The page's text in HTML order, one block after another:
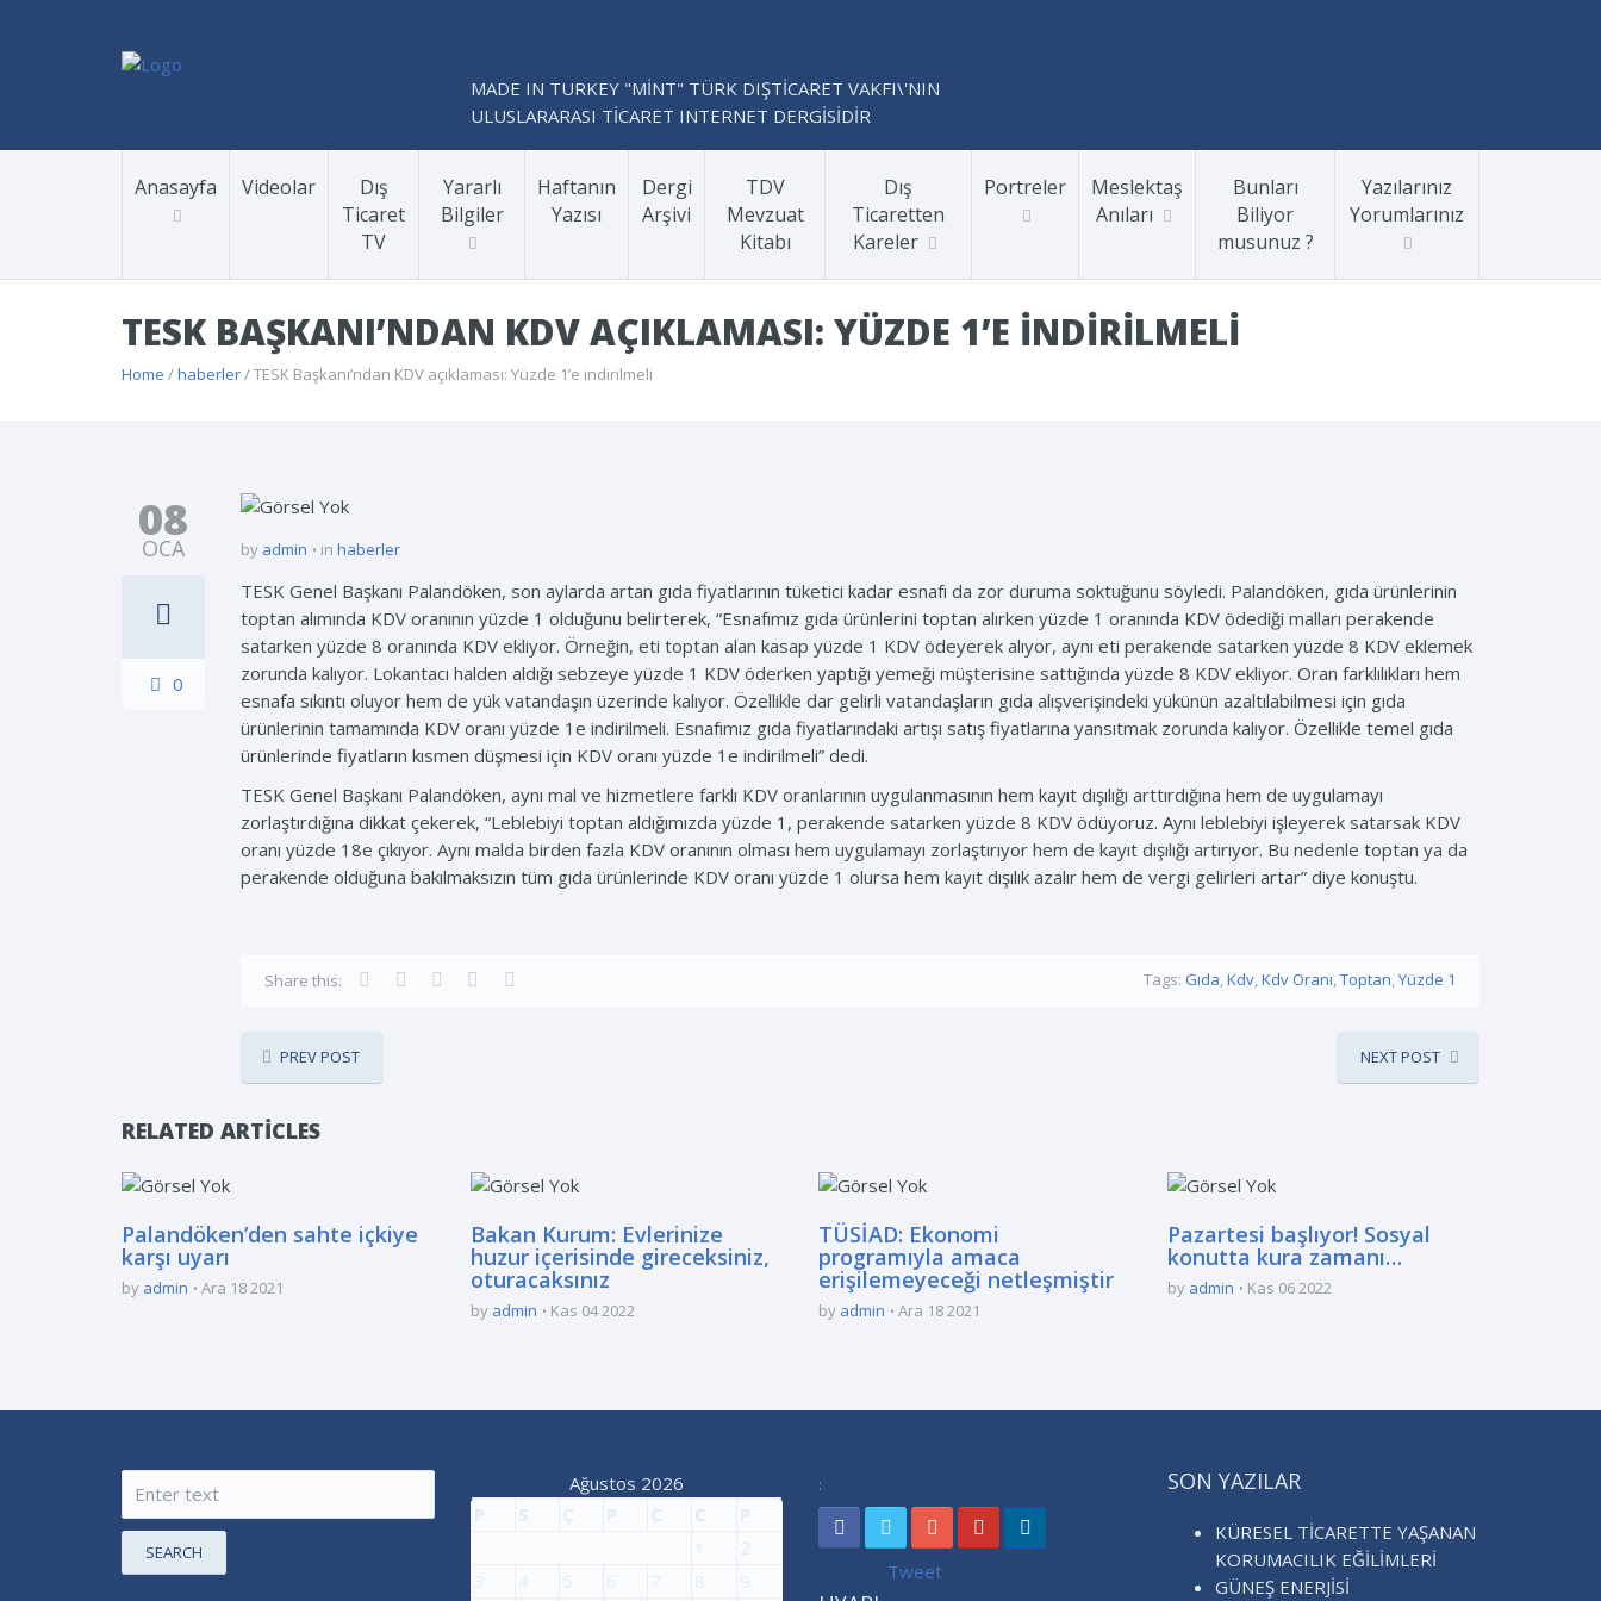
MADE IN TURKEY "MİNT" TÜRK DIŞTİCARET VAKFI\'NIN
ULUSLARARASI TİCARET INTERNET DERGİSİDİR
Anasayfa Videolar
Dış
Ticaret
TV
Yararlı
Bilgiler
Haftanın
Yazısı
Dergi
Arşivi
TDV
Mevzuat
Kitabı
Dış
Ticaretten
Kareler
Portreler
Meslektaş
Anıları
Bunları
Biliyor
musunuz ?
Yazılarınız
Yorumlarınız
TESK BAŞKANI’NDAN KDV AÇIKLAMASI: YÜZDE 1’E INDIRILMELI
Home /haberler/ TESK Başkanı’ndan KDV açıklaması: Yüzde 1’e indirilmeli
08
OCA
0
by admin in haberler
TESK Genel Başkanı Palandöken, son aylarda artan gıda fiyatlarının tüketici kadar esnafı da zor duruma soktuğunu söyledi. Palandöken, gıda ürünlerinin
toptan alımında KDV oranının yüzde 1 olduğunu belirterek, “Esnafımız gıda ürünlerini toptan alırken yüzde 1 oranında KDV ödediği malları perakende
satarken yüzde 8 oranında KDV ekliyor. Örneğin, eti toptan alan kasap yüzde 1 KDV ödeyerek alıyor, aynı eti perakende satarken yüzde 8 KDV eklemek
zorunda kalıyor. Lokantacı halden aldığı sebzeye yüzde 1 KDV öderken yaptığı yemeği müşterisine sattığında yüzde 8 KDV ekliyor. Oran farklılıkları hem
esnafa sıkıntı oluyor hem de yük vatandaşın üzerinde kalıyor. Özellikle dar gelirli vatandaşların gıda alışverişindeki yükünün azaltılabilmesi için gıda
ürünlerinin tamamında KDV oranı yüzde 1e indirilmeli. Esnafımız gıda fiyatlarındaki artışı satış fiyatlarına yansıtmak zorunda kalıyor. Özellikle temel gıda
ürünlerinde fiyatların kısmen düşmesi için KDV oranı yüzde 1e indirilmeli” dedi.
TESK Genel Başkanı Palandöken, aynı mal ve hizmetlere farklı KDV oranlarının uygulanmasının hem kayıt dışılığı arttırdığına hem de uygulamayı
zorlaştırdığına dikkat çekerek, “Leblebiyi toptan aldığımızda yüzde 1, perakende satarken yüzde 8 KDV ödüyoruz. Aynı leblebiyi işleyerek satarsak KDV
oranı yüzde 18e çıkıyor. Aynı malda birden fazla KDV oranının olması hem uygulamayı zorlaştırıyor hem de kayıt dışılığı artırıyor. Bu nedenle toptan ya da
perakende olduğuna bakılmaksızın tüm gıda ürünlerinde KDV oranı yüzde 1 olursa hem kayıt dışılık azalır hem de vergi gelirleri artar” diye konuştu.
Share this: Tags: Gıda,Kdv,Kdv Oranı,Toptan,Yüzde 1
PREV POST NEXT POST
RELATED ARTICLES
Palandöken’den sahte içkiye
karşı uyarı
by admin Ara 18 2021
Bakan Kurum: Evlerinize
huzur içerisinde gireceksiniz,
oturacaksınız
by admin Kas 04 2022
TÜSİAD: Ekonomi
programıyla amaca
erişilemeyeceği netleşmiştir
by admin Ara 18 2021
Pazartesi başlıyor! Sosyal
konutta kura zamanı…
by admin Kas 06 2022
SEARCH
Ağustos 2026
P
S Ç P C C
P
1
2
3
4 5 6 7 8 9
:
Tweet
SON YAZILAR
KÜRESEL TİCARETTE YAŞANAN
KORUMACILIK EĞİLİMLERİ
GÜNEŞ ENERJİSİ